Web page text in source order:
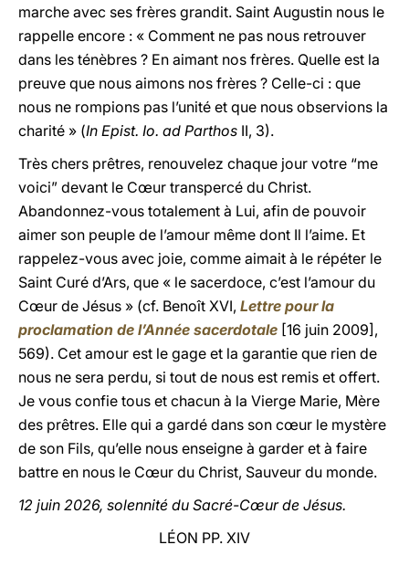
marche avec ses frères grandit. Saint Augustin nous le
rappelle encore : « Comment ne pas nous retrouver
dans les ténèbres ? En aimant nos frères. Quelle est la
preuve que nous aimons nos frères ? Celle-ci : que
nous ne rompions pas l’unité et que nous observions la
charité » (In Epist. Io. ad Parthos II, 3).
Très chers prêtres, renouvelez chaque jour votre “me
voici” devant le Cœur transpercé du Christ.
Abandonnez-vous totalement à Lui, afin de pouvoir
aimer son peuple de l’amour même dont Il l’aime. Et
rappelez-vous avec joie, comme aimait à le répéter le
Saint Curé d’Ars, que « le sacerdoce, c’est l’amour du
Cœur de Jésus » (cf. Benoît XVI, Lettre pour la
proclamation de l’Année sacerdotale [16 juin 2009],
569). Cet amour est le gage et la garantie que rien de
nous ne sera perdu, si tout de nous est remis et offert.
Je vous confie tous et chacun à la Vierge Marie, Mère
des prêtres. Elle qui a gardé dans son cœur le mystère
de son Fils, qu’elle nous enseigne à garder et à faire
battre en nous le Cœur du Christ, Sauveur du monde.
12 juin 2026, solennité du Sacré-Cœur de Jésus.
LÉON PP. XIV